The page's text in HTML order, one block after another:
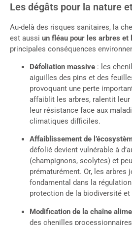
Les dégâts pour la nature
Au-delà des risques sanitaires, la
est aussi un fléau pour les arbres et
principales conséquences
Défoliation massive : les
aiguilles des pins et des
provoquant une perte
affaiblit les arbres, ralentit
leur résistance face aux
climatiques difficiles.
Affaiblissement de
défolié devient vulnérable à
(champignons, scolytes) et
prématurément. Or, les arbres
fondamental dans la
protection de la biodiversité
Modification de la chaîne
des chenilles